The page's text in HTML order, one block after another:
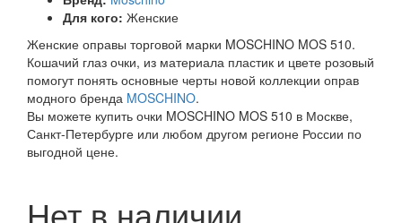
Для кого: Женские
Женские оправы торговой марки MOSCHINO MOS 510.
Кошачий глаз очки, из материала пластик и цвете розовый
помогут понять основные черты новой коллекции оправ
модного бренда MOSCHINO.
Вы можете купить очки MOSCHINO MOS 510 в Москве,
Санкт-Петербурге или любом другом регионе России по
выгодной цене.
Нет в наличии